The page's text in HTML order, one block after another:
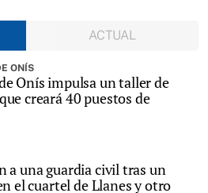
ACTUAL
ONÍS
Onís impulsa un taller de
creará 40 puestos de
a una guardia civil tras un
el cuartel de Llanes y otro